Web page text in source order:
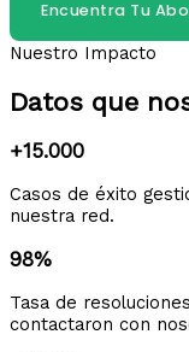
Encuentra Tu
Nuestro Impacto
Datos que
+15.000
Casos de éxito
nuestra red.
98%
Tasa de
contactaron con